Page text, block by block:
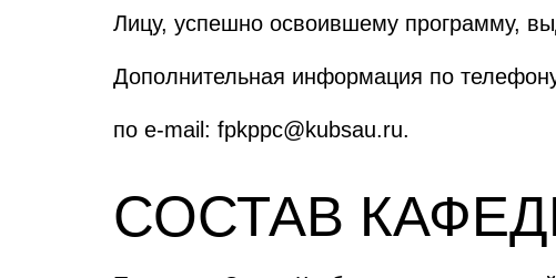
Лицу, успешно освоившему программу,
Дополнительная информация по
по e-mail: fpkppc@kubsau.ru.
СОСТАВ